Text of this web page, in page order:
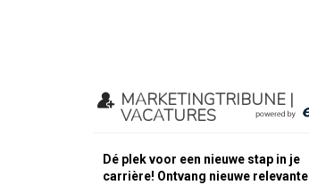
MARKETINGTRIBUNE |
VACATURES
Dé plek voor een nieuwe stap in je
carrière! Ontvang nieuwe relevante